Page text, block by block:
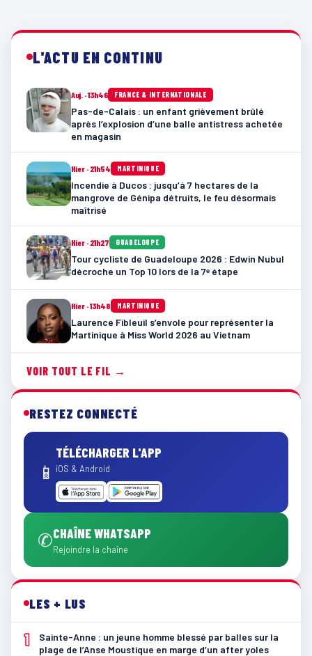
L'ACTU EN CONTINU
Auj. · 13h46 FRANCE & INTERNATIONALE
Pas-de-Calais : un enfant grièvement brûlé
après l’explosion d’une balle antistress achetée
en magasin
Hier · 21h54 MARTINIQUE
Incendie à Ducos : jusqu’à 7 hectares de la
mangrove de Génipa détruits, le feu désormais
maîtrisé
Hier · 21h27 GUADELOUPE
Tour cycliste de Guadeloupe 2026 : Edwin Nubul
décroche un Top 10 lors de la 7ᵉ étape
Hier · 13h48 MARTINIQUE
Laurence Fibleuil s’envole pour représenter la
Martinique à Miss World 2026 au Vietnam
VOIR TOUT LE FIL →
RESTEZ CONNECTÉ
📱
TÉLÉCHARGER L'APP
iOS & Android
✆CHAÎNE WHATSAPP
Rejoindre la chaîne
LES + LUS
1
Sainte-Anne : un jeune homme blessé par balles sur la
plage de l’Anse Moustique en marge d’un after yoles